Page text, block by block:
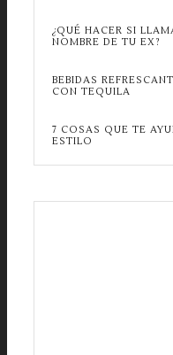
¿QUÉ HACER SI
NOMBRE DE TU EX?
BEBIDAS
CON TEQUILA
7 COSAS QUE TE
ESTILO